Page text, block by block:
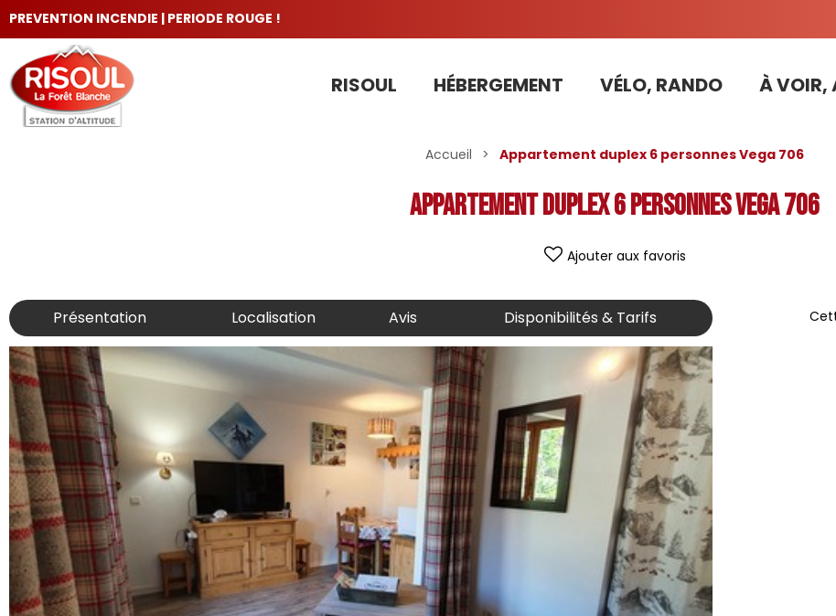
PREVENTION INCENDIE | PERIODE ROUGE !
RISOUL HÉBERGEMENT VÉLO, RANDO À VOIR,
Accueil > Appartement duplex 6 personnes Vega 706
Appartement duplex 6 personnes Vega 706
Ajouter aux favoris
Présentation Localisation Avis Disponibilités & Tarifs